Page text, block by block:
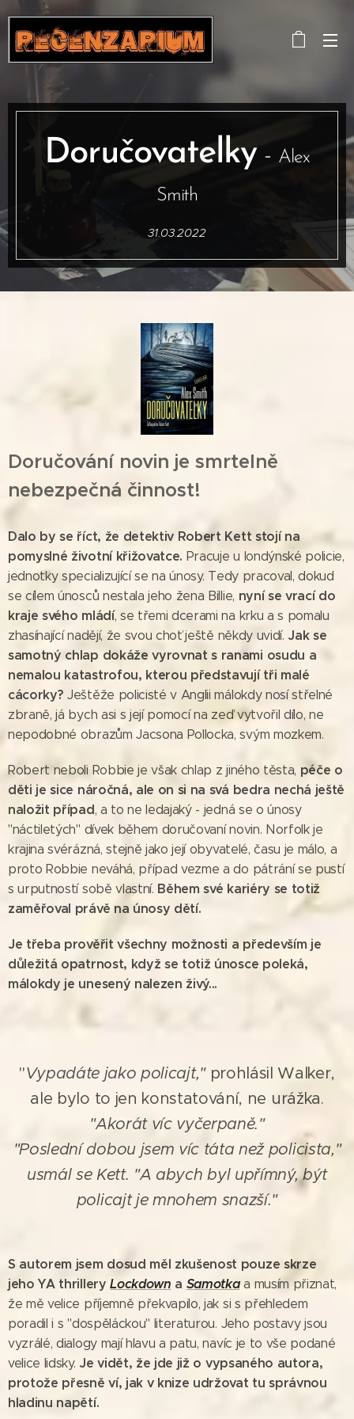
Doručovatelky- Alex
Smith
31.03.2022
Doručování novin je smrtelně
nebezpečná činnost!
Dalo by se říct, že detektiv Robert Kett stojí na
pomyslné životní křižovatce. Pracuje u londýnské policie,
jednotky specializující se na únosy. Tedy pracoval, dokud
se cílem únosců nestala jeho žena Billie, nyní se vrací do
kraje svého mládí, se třemi dcerami na krku a s pomalu
zhasínající nadějí, že svou choť ještě někdy uvidí. Jak se
samotný chlap dokáže vyrovnat s ranami osudu a
nemalou katastrofou, kterou představují tři malé
cácorky? Ještěže policisté v Anglii málokdy nosí střelné
zbraně, já bych asi s její pomocí na zeď vytvořil dílo, ne
nepodobné obrazům Jacsona Pollocka, svým mozkem.
Robert neboli Robbie je však chlap z jiného těsta, péče o
děti je sice náročná, ale on si na svá bedra nechá ještě
naložit případ, a to ne ledajaký - jedná se o únosy
"náctiletých" dívek během doručovaní novin. Norfolk je
krajina svérázná, stejně jako její obyvatelé, času je málo, a
proto Robbie neváhá, případ vezme a do pátrání se pustí
s urputností sobě vlastní. Během své kariéry se totiž
zaměřoval právě na únosy dětí.
Je třeba prověřit všechny možnosti a především je
důležitá opatrnost, když se totiž únosce poleká,
málokdy je unesený nalezen živý...
"Vypadáte jako policajt,"prohlásil Walker,
ale bylo to jen konstatování, ne urážka.
"Akorát víc vyčerpaně."
"Poslední dobou jsem víc táta než policista,"
usmál se Kett. "A abych byl upřímný, být
policajt je mnohem snazší."
S autorem jsem dosud měl zkušenost pouze skrze
jeho YA thrilleryLockdown a Samotkaa musím přiznat,
že mě velice příjemně překvapilo, jak si s přehledem
poradil i s "dospěláckou" literaturou. Jeho postavy jsou
vyzrálé, dialogy mají hlavu a patu, navíc je to vše podané
velice lidsky. Je vidět, že jde již o vypsaného autora,
protože přesně ví, jak v knize udržovat tu správnou
hladinu napětí.